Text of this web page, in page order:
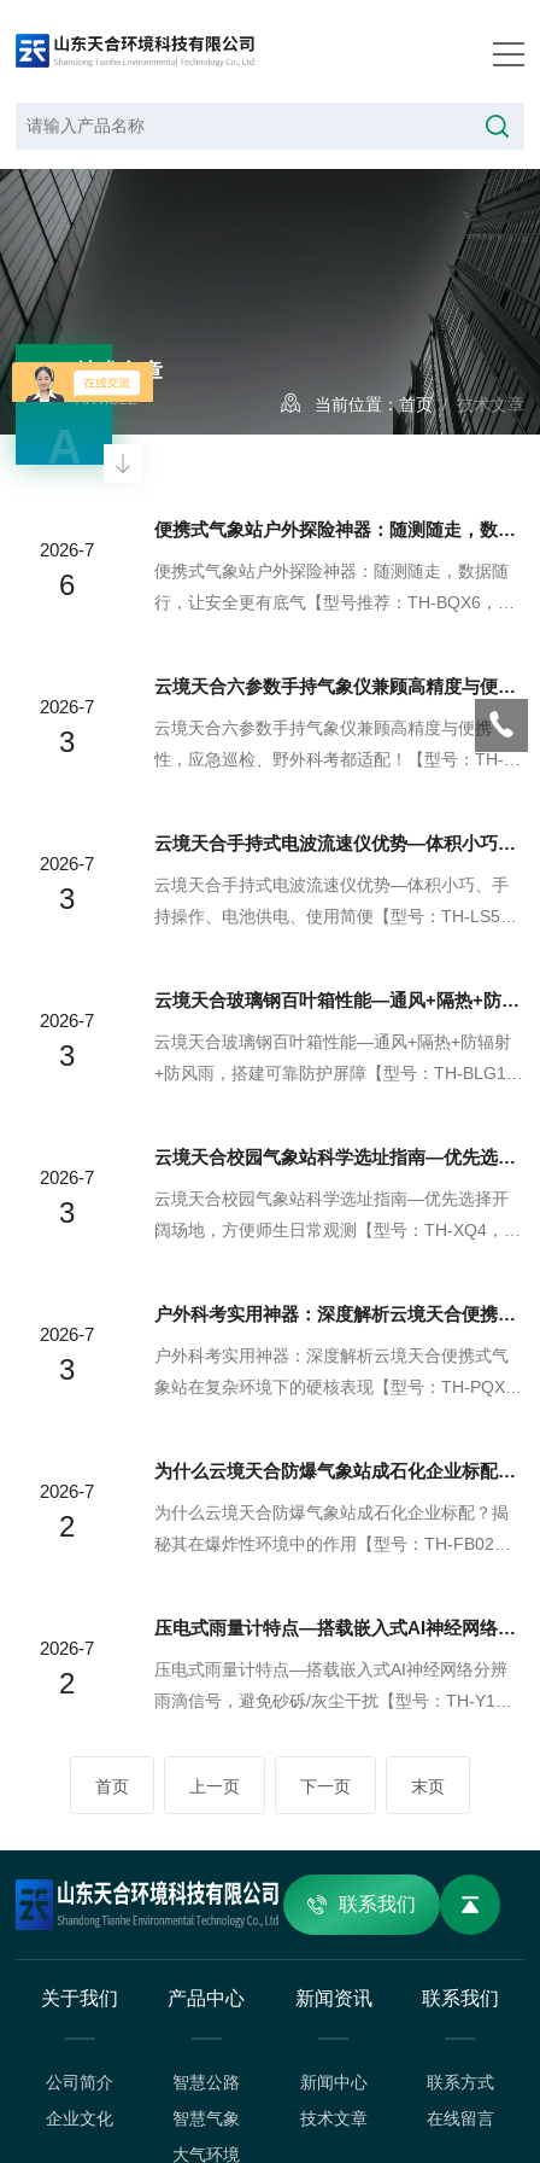
技术文章
ARTICLE
A
当前位置：首页/ 技术文章
2026-7
6
便携式气象站户外探险神器：随测随走，数据随行，让安全更有底气
便携式气象站户外探险神器：随测随走，数据随
行，让安全更有底气【型号推荐：TH-BQX6，气
境天合便携式气象站是一种便于携带、高度集成
的可移动式气象观测系统，能够实时采集温度、
湿度、风速、风向、气压、降水量、太阳辐射等
多种微型传感器，实时捕获大气中的关键气象要
素，数据更新频率可达秒级，满足快速响应需
求。移动观...
2026-7
3
云境天合六参数手持气象仪兼顾高精度与便携性，应急巡检、野外科考都适配！
云境天合六参数手持气象仪兼顾高精度与便携
性，应急巡检、野外科考都适配！【型号：TH-S
监测设备要么笨重难携、要么精度不足的固有局
限，在小巧轻便的机身里集成了多类高精度感知
模块，真正实现了专业级监测精度与随身便携属
急巡检的突发场景下可以第一时间获取现场气象
数据，为应急处置提供精准的实时参考，在野外
科考的复杂地形中...
2026-7
3
云境天合手持式电波流速仪优势—体积小巧、手持操作、电池供电、使用简便
云境天合手持式电波流速仪优势—体积小巧、手
持操作、电池供电、使用简便【型号：TH-LS5
场景量身打造的便携式专业设备，凭借四大核心
实用特点成为一线水文工作者的得力助手，它体
积小巧轻便，不会给野外长途携带增添额外负
状态，采用内置电池供电的设计，摆脱了野外作
业场景下固定供电设施的限制，整机操作逻辑简
洁直观，即便没...
2026-7
3
云境天合玻璃钢百叶箱性能—通风+隔热+防辐射+防风雨，搭建可靠防护屏障
云境天合玻璃钢百叶箱性能—通风+隔热+防辐射
+防风雨，搭建可靠防护屏障【型号：TH-BLG1，
运行、输出精准数据的核心防护载体，经过多类
复杂户外场景的核心性能实测验证，它在通风、
隔热、防辐射、防风雨这几项关键指标上都做到
阻隔外界的强光辐射与温度干扰，还能在突发的
风雨天气里为内部精密设备搭建起可靠的防护屏
障，从源...
2026-7
3
​云境天合校园气象站科学选址指南—优先选择开阔场地，方便师生日常观测
云境天合校园气象站科学选址指南—优先选择开
阔场地，方便师生日常观测【型号：TH-XQ4，物
实可靠、充分发挥科普教育价值的核心前提，优
先将站点设置在操场边缘的开阔草坪区域，既能
远离高大建筑、密集林木与各类热源设施，规避
域位置开阔、通行顺畅，不会对师生日常活动造
成阻碍，也方便教师随时组织学生前往站点开展
实地观测教学...
2026-7
3
户外科考实用神器：深度解析云境天合便携式气象站在复杂环境下的硬核表现
户外科考实用神器：深度解析云境天合便携式气
象站在复杂环境下的硬核表现‌【型号：TH-PQX
队出行时的实用装备，它针对野外复杂多变的环
境做了适配优化，机身结构坚固耐造，能轻松应
对各类恶劣户外场景带来的冲击与损耗，无需依
试，就能快速完成部署并获取精准的气象数据，
全程为科考作业的路线规划、风险预判提供可靠
的实时气象支...
2026-7
2
为什么云境天合防爆气象站成石化企业标配？揭秘其在爆炸性环境中的作用
为什么云境天合防爆气象站成石化企业标配？揭
秘其在爆炸性环境中的作用【型号：TH-FB02，
特殊工况专门研发的安全监测设备，从电路设计
到外壳材质全链路落实防爆安全标准，杜绝设备
自身成为点火源的风险，能够在充满爆炸性混合
键气象参数，为石化企业实时掌握厂区气象动态
提供可靠依据，既可以辅助预判易燃易爆介质的
2026-7
2
压电式雨量计特点—搭载嵌入式AI神经网络分辨雨滴信号，避免砂砾/灰尘干扰
压电式雨量计特点—搭载嵌入式AI神经网络分辨
雨滴信号，避免砂砾/灰尘干扰【型号：TH-Y1，
境天合压电式雨量计，跳出传统雨量监测设备易
受户外复杂环境干扰的性能局限，将AI信号识别
精准区分真实降雨产生的振动波形与沙尘击打、
外物碰撞等干扰带来的异常信号，从源头过滤掉
首页 上一页 下一页 末页
联系我们
关于我们
公司简介
企业文化
产品中心
智慧公路
智慧气象
大气环境
新闻资讯
新闻中心
技术文章
联系我们
联系方式
在线留言